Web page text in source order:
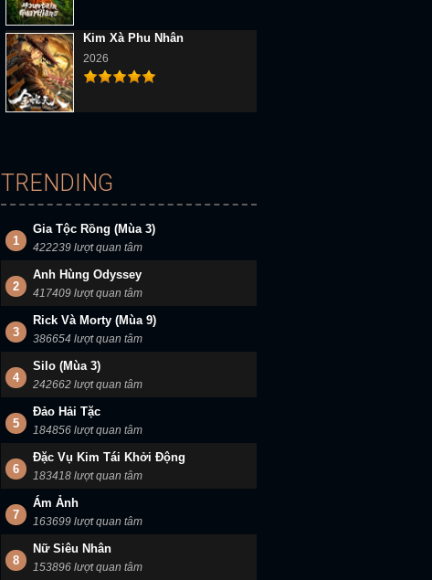
Kim Xà Phu Nhân
2026
TRENDING
1
Gia Tộc Rồng (Mùa 3)
422239 lượt quan tâm
2
Anh Hùng Odyssey
417409 lượt quan tâm
3
Rick Và Morty (Mùa 9)
386654 lượt quan tâm
4
Silo (Mùa 3)
242662 lượt quan tâm
5
Đảo Hải Tặc
184856 lượt quan tâm
6
Đặc Vụ Kim Tái Khởi Động
183418 lượt quan tâm
7
Ám Ảnh
163699 lượt quan tâm
8
Nữ Siêu Nhân
153896 lượt quan tâm